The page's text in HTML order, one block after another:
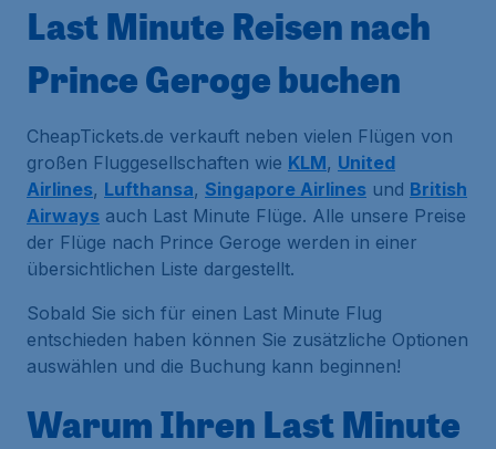
Last Minute Reisen nach
Prince Geroge buchen
CheapTickets.de verkauft neben vielen Flügen von
großen Fluggesellschaften wie KLM, United
Airlines, Lufthansa, Singapore Airlines und British
Airways auch Last Minute Flüge. Alle unsere Preise
der Flüge nach Prince Geroge werden in einer
übersichtlichen Liste dargestellt.
Sobald Sie sich für einen Last Minute Flug
entschieden haben können Sie zusätzliche Optionen
auswählen und die Buchung kann beginnen!
Warum Ihren Last Minute